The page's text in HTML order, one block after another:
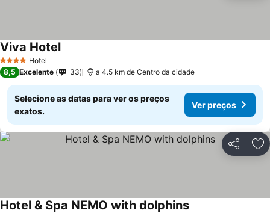
4 EstrelasHotel
Viva Hotel
8,5 Excelente 33 a 4.5 km de Centro da cidade
Selecione as datas para ver os preços
exatos.
Ver preços
Partilhar
Hotel & Spa NEMO with dolphins